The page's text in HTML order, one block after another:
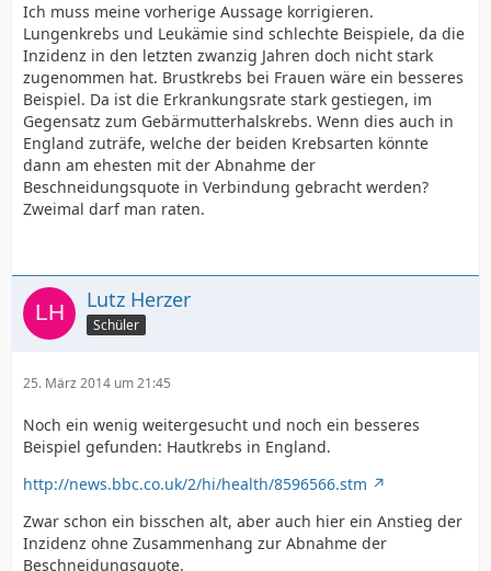
Ich muss meine vorherige Aussage korrigieren.
Lungenkrebs und Leukämie sind schlechte Beispiele, da die
Inzidenz in den letzten zwanzig Jahren doch nicht stark
zugenommen hat. Brustkrebs bei Frauen wäre ein besseres
Beispiel. Da ist die Erkrankungsrate stark gestiegen, im
Gegensatz zum Gebärmutterhalskrebs. Wenn dies auch in
England zuträfe, welche der beiden Krebsarten könnte
dann am ehesten mit der Abnahme der
Beschneidungsquote in Verbindung gebracht werden?
Zweimal darf man raten.
Lutz Herzer
Schüler
25. März 2014 um 21:45
Noch ein wenig weitergesucht und noch ein besseres
Beispiel gefunden: Hautkrebs in England.
http://news.bbc.co.uk/2/hi/health/8596566.stm
Zwar schon ein bisschen alt, aber auch hier ein Anstieg der
Inzidenz ohne Zusammenhang zur Abnahme der
Beschneidungsquote.